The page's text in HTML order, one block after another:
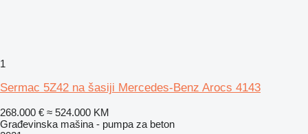
1
Sermac 5Z42 na šasiji Mercedes-Benz Arocs 4143
268.000 € ≈ 524.000 KM
Građevinska mašina - pumpa za beton